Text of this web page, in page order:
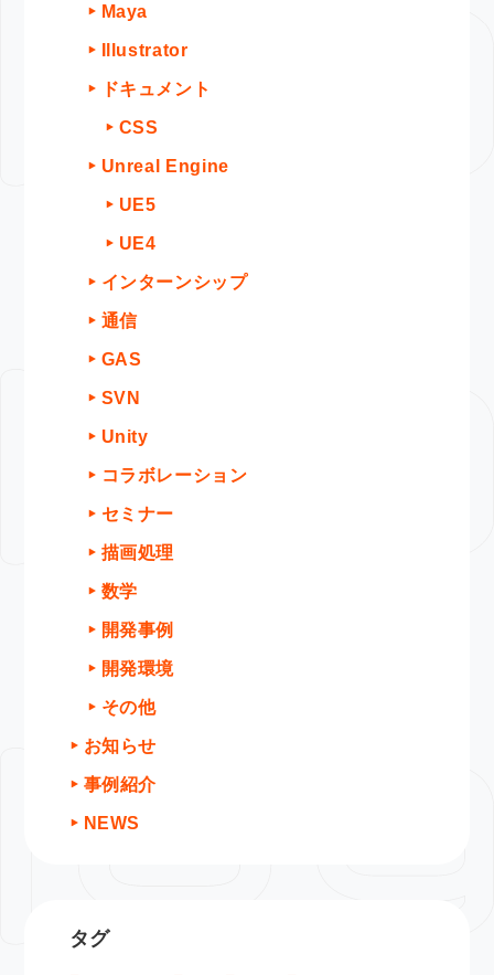
Maya
Illustrator
ドキュメント
CSS
Unreal Engine
UE5
UE4
インターンシップ
通信
GAS
SVN
Unity
コラボレーション
セミナー
描画処理
数学
開発事例
開発環境
その他
お知らせ
事例紹介
NEWS
タグ